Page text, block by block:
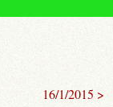
16/1/2015 >